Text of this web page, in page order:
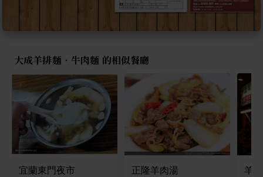
大成羊排麵‧牛肉麵 的相似餐廳
宜蘭東門夜市 正隆羊肉湯 羊陶